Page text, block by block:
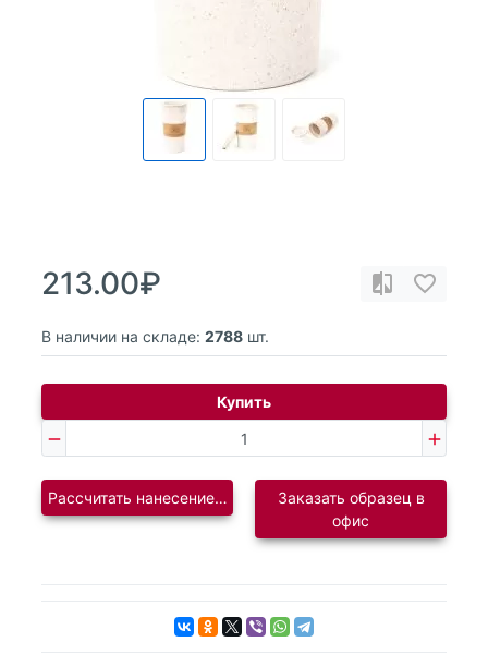
213.00₽
В наличии на складе: 2788 шт.
Купить
Рассчитать нанесение логотипаЗаказать образец в
офис